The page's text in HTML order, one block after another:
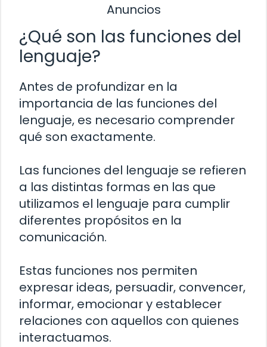
Anuncios
¿Qué son las funciones del
lenguaje?
Antes de profundizar en la
importancia de las funciones del
lenguaje, es necesario comprender
qué son exactamente.
Las funciones del lenguaje se refieren
a las distintas formas en las que
utilizamos el lenguaje para cumplir
diferentes propósitos en la
comunicación.
Estas funciones nos permiten
expresar ideas, persuadir, convencer,
informar, emocionar y establecer
relaciones con aquellos con quienes
interactuamos.